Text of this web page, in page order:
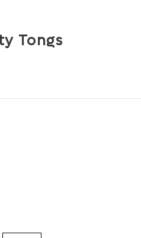
Tongs